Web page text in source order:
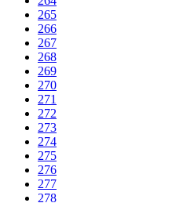
265
266
267
268
269
270
271
272
273
274
275
276
277
278